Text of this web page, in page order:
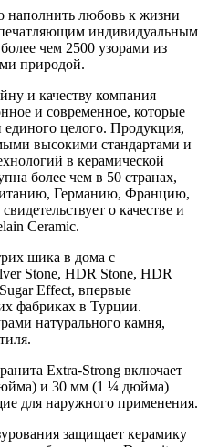
любовь к жизни
индивидуальным
чем 2500 узорами из
природой.
и качеству компания
и современное, которые
целого. Продукция,
высокими стандартами и
в керамической
более чем в 50 странах,
Германию, Францию,
о качестве и
Ceramic.
шика в дома с
Stone, HDR Stone, HDR
Effect, впервые
фабриках в Турции.
натурального камня,
Extra-Strong включает
и 30 мм (1 ¼ дюйма)
для наружного применения.
защищает керамику